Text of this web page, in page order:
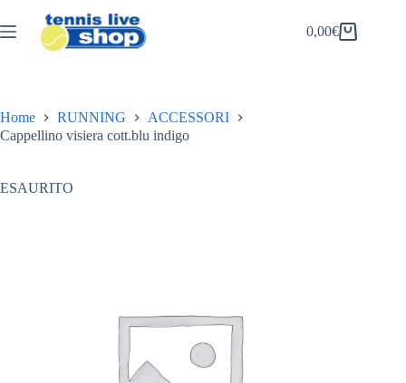
al
contenuto
Carrello
0,00€
Home RUNNING
ACCESSORI
Cappellino visiera cott.blu indigo
ESAURITO